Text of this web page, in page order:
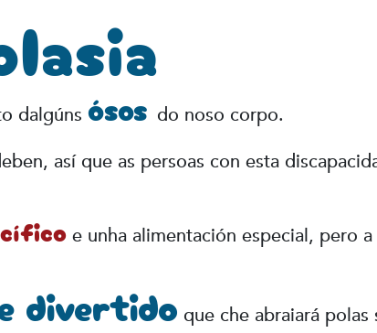
dalgúns ósos do noso corpo.
así que as persoas con esta
e unha alimentación especial, pero a
divertido que che abraiará polas